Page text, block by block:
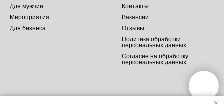
Для мужчин
Мероприятия
Для бизнеса
Контакты
Вакансии
Отзывы
Политика обработки
персональных данных
Согласие на обработку
персональных данных